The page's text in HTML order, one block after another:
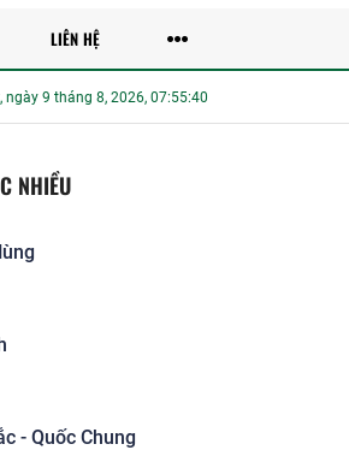
xuất tăng cường ứng dụng công nghệ số, trí tuệ
ngày 9 tháng 8, 2026, 07:55:41
LIÊN HỆ
NHIỀU
- Quốc Chung